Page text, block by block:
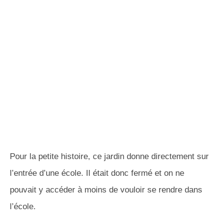
Pour la petite histoire, ce jardin donne directement sur
l’entrée d’une école. Il était donc fermé et on ne
pouvait y accéder à moins de vouloir se rendre dans
l’école.